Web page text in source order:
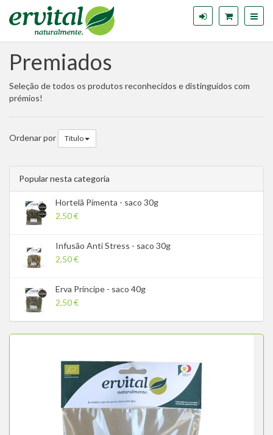
Premiados
Seleção de todos os produtos reconhecidos e distinguidos com
prémios!
Ordenar por Título
Popular nesta categoria
Hortelã Pimenta - saco 30g
2,50 €
Infusão Anti Stress - saco 30g
2,50 €
Erva Príncipe - saco 40g
2,50 €